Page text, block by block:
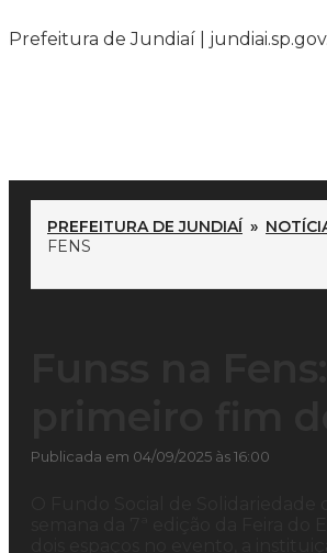
Prefeitura de Jundiaí |
PREFEITURA DE JUNDIAÍ »
FENS
Publicada em 04/09/2025 às 16:00